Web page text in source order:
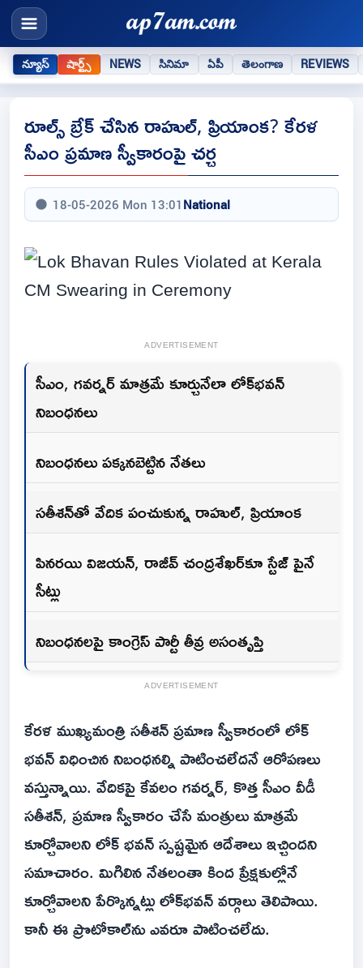
న్యూస్ షార్ట్స్ NEWS సినిమా ఏపీ తెలంగాణ REVIEWS
రూల్స్ బ్రేక్ చేసిన రాహుల్, ప్రియాంక? కేరళ
సీఎం ప్రమాణ స్వీకారంపై చర్చ
18-05-2026 Mon 13:01 National
ADVERTISEMENT
సీఎం, గవర్నర్‌ మాత్రమే కూర్చునేలా లోక్‌భవన్‌
నిబంధనలు
నిబంధనలు పక్కనబెట్టిన నేతలు
సతీశన్‌తో వేదిక పంచుకున్న రాహుల్, ప్రియాంక
పినరయి విజయన్, రాజీవ్ చంద్రశేఖర్‌కూ స్టేజ్ పైనే
సీట్లు
నిబంధనలపై కాంగ్రెస్ పార్టీ తీవ్ర అసంతృప్తి
ADVERTISEMENT
కేరళ ముఖ్యమంత్రి సతీశన్‌ ప్రమాణ స్వీకారంలో లోక్
భవన్ విధించిన నిబంధనల్ని పాటించలేదనే ఆరోపణలు
వస్తున్నాయి. వేదికపై కేవలం గవర్నర్, కొత్త సీఎం వీడీ
సతీశన్, ప్రమాణ స్వీకారం చేసే మంత్రులు మాత్రమే
కూర్చోవాలని లోక్ భవన్ స్పష్టమైన ఆదేశాలు ఇచ్చిందని
సమాచారం. మిగిలిన నేతలంతా కింద ప్రేక్షకుల్లోనే
కూర్చోవాలని పేర్కొన్నట్లు లోక్‌భవన్‌ వర్గాలు తెలిపాయి.
కానీ ఈ ప్రొటోకాల్‌ను ఎవరూ పాటించలేదు.